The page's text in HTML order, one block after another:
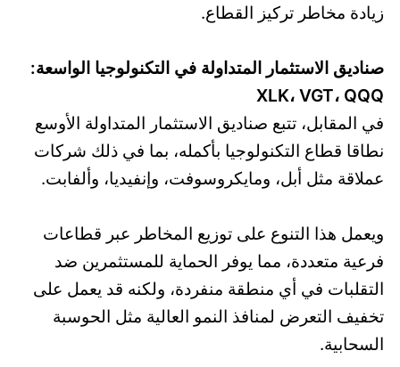
زيادة مخاطر تركيز القطاع.
صناديق الاستثمار المتداولة في التكنولوجيا الواسعة:
XLK، VGT، QQQ
في المقابل، تتبع صناديق الاستثمار المتداولة الأوسع
نطاقا قطاع التكنولوجيا بأكمله، بما في ذلك شركات
عملاقة مثل أبل، ومايكروسوفت، وإنفيديا، وألفابت.
ويعمل هذا التنوع على توزيع المخاطر عبر قطاعات
فرعية متعددة، مما يوفر الحماية للمستثمرين ضد
التقلبات في أي منطقة منفردة، ولكنه قد يعمل على
تخفيف التعرض لمنافذ النمو العالية مثل الحوسبة
السحابية.